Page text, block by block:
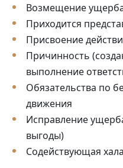
Возмещение ущерба
Приходится
Присвоение
Причинность
выполнение
Обязательства по
движения
Исправление
выгоды)
Содействующая